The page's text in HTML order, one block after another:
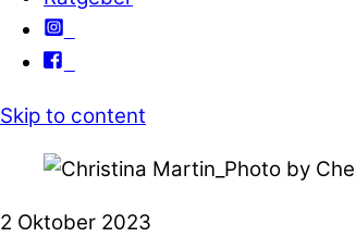
Skip to content
2 Oktober 2023